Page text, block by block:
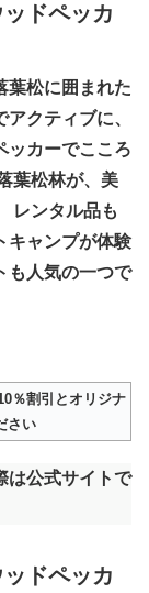
ドペッカ
葉松に囲まれた
クティブに、
ッカーでこころ
葉松林が、美
レンタル品も
キャンプが体験
も人気の一つで
％割引とオリジナ
さい
は公式サイトで
ドペッカ